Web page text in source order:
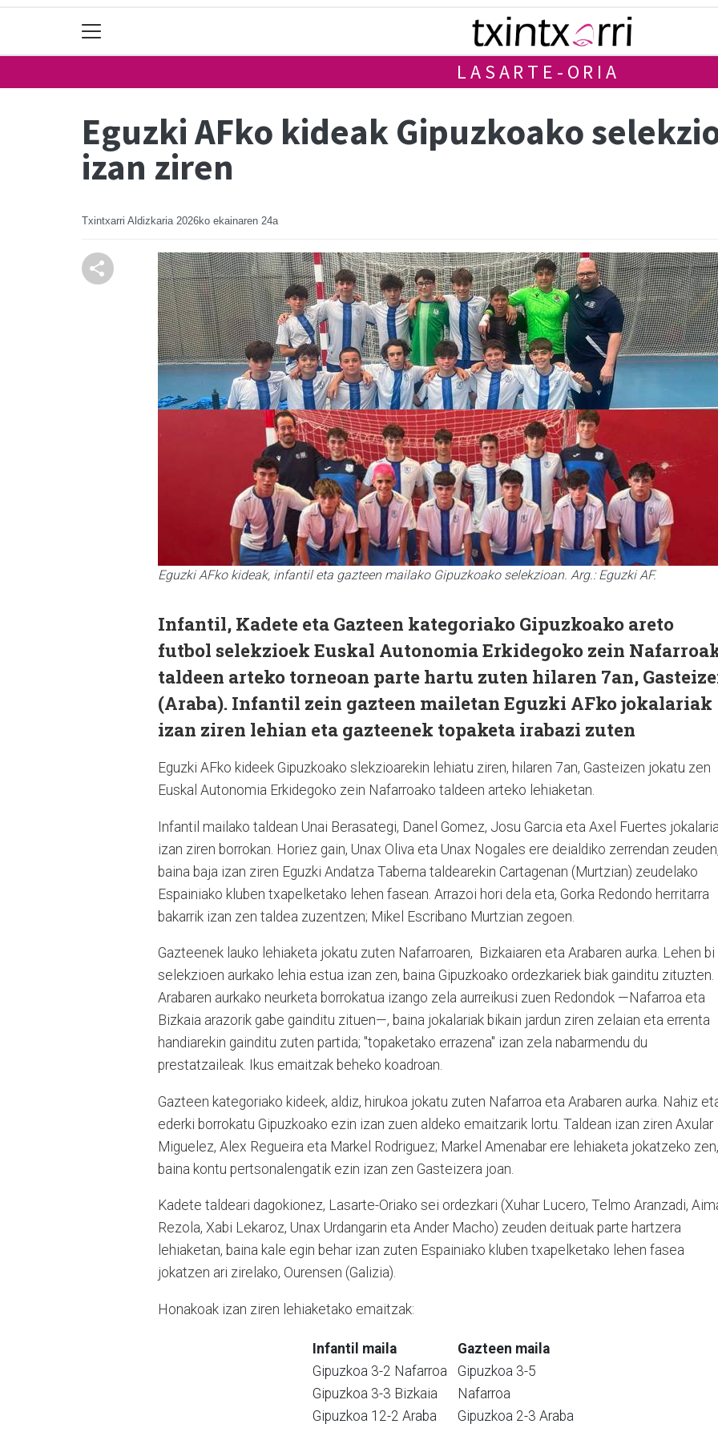
LASARTE-ORIA
Eguzki AFko kideak Gipuzkoako
izan ziren
Txintxarri Aldizkaria 2026ko ekainaren 24a
Eguzki AFko kideak, infantil eta gazteen mailako Gipuzkoako selekzioan. Arg.: Eguzki AF.
Infantil, Kadete eta Gazteen kategoriako Gipuzkoako areto
futbol selekzioek Euskal Autonomia Erkidegoko zein
taldeen arteko torneoan parte hartu zuten hilaren 7an,
(Araba). Infantil zein gazteen mailetan Eguzki AFko jokalariak
izan ziren lehian eta gazteenek topaketa irabazi zuten
Eguzki AFko kideek Gipuzkoako slekzioarekin lehiatu ziren, hilaren 7an, Gasteizen jokatu zen
Euskal Autonomia Erkidegoko zein Nafarroako taldeen arteko lehiaketan.
Infantil mailako taldean Unai Berasategi, Danel Gomez, Josu Garcia eta Axel Fuertes
izan ziren borrokan. Horiez gain, Unax Oliva eta Unax Nogales ere deialdiko zerrendan
baina baja izan ziren Eguzki Andatza Taberna taldearekin Cartagenan (Murtzian) zeudelako
Espainiako kluben txapelketako lehen fasean. Arrazoi hori dela eta, Gorka Redondo herritarra
bakarrik izan zen taldea zuzentzen; Mikel Escribano Murtzian zegoen.
Gazteenek lauko lehiaketa jokatu zuten Nafarroaren, Bizkaiaren eta Arabaren aurka. Lehen bi
selekzioen aurkako lehia estua izan zen, baina Gipuzkoako ordezkariek biak gainditu zituzten.
Arabaren aurkako neurketa borrokatua izango zela aurreikusi zuen Redondok —Nafarroa eta
Bizkaia arazorik gabe gainditu zituen—, baina jokalariak bikain jardun ziren zelaian eta errenta
handiarekin gainditu zuten partida; "topaketako errazena" izan zela nabarmendu du
prestatzaileak. Ikus emaitzak beheko koadroan.
Gazteen kategoriako kideek, aldiz, hirukoa jokatu zuten Nafarroa eta Arabaren aurka. Nahiz
ederki borrokatu Gipuzkoako ezin izan zuen aldeko emaitzarik lortu. Taldean izan ziren Axular
Miguelez, Alex Regueira eta Markel Rodriguez; Markel Amenabar ere lehiaketa jokatzeko zen,
baina kontu pertsonalengatik ezin izan zen Gasteizera joan.
Kadete taldeari dagokionez, Lasarte-Oriako sei ordezkari (Xuhar Lucero, Telmo Aranzadi,
Rezola, Xabi Lekaroz, Unax Urdangarin eta Ander Macho) zeuden deituak parte hartzera
lehiaketan, baina kale egin behar izan zuten Espainiako kluben txapelketako lehen fasea
jokatzen ari zirelako, Ourensen (Galizia).
Honakoak izan ziren lehiaketako emaitzak:
Infantil maila
Gipuzkoa 3-2 Nafarroa
Gipuzkoa 3-3 Bizkaia
Gipuzkoa 12-2 Araba
Gazteen maila
Gipuzkoa 3-5
Nafarroa
Gipuzkoa 2-3 Araba